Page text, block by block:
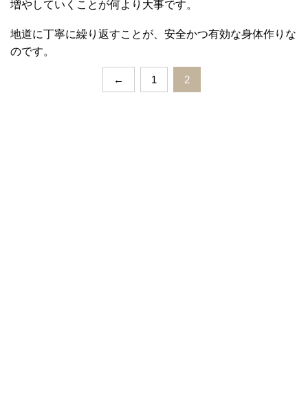
増やしていくことが何より大事です。
地道に丁寧に繰り返すことが、安全かつ有効な身体作りな
のです。
← 1 2